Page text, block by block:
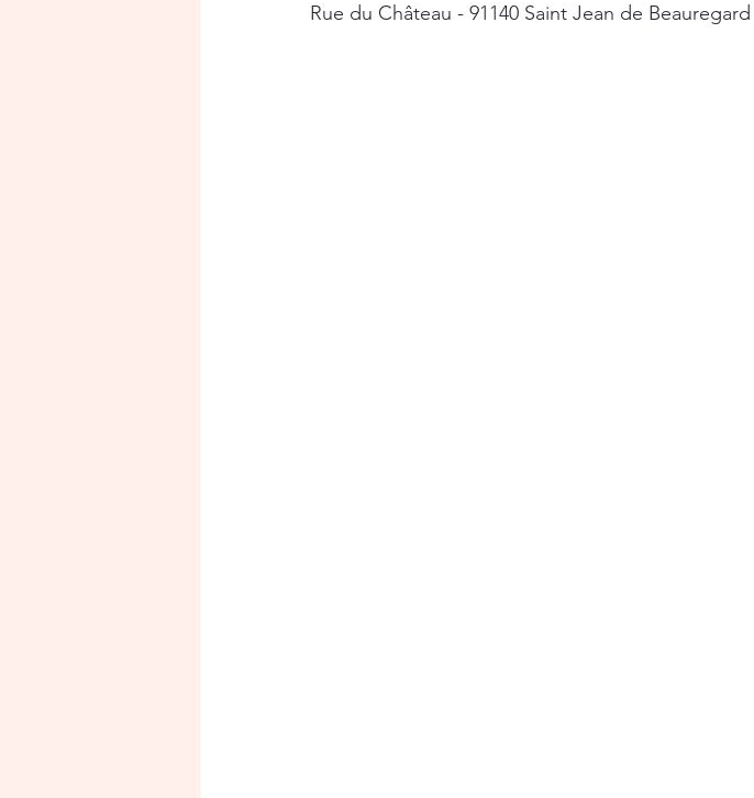
Rue du Château - 91140 Saint Jean de Beauregard